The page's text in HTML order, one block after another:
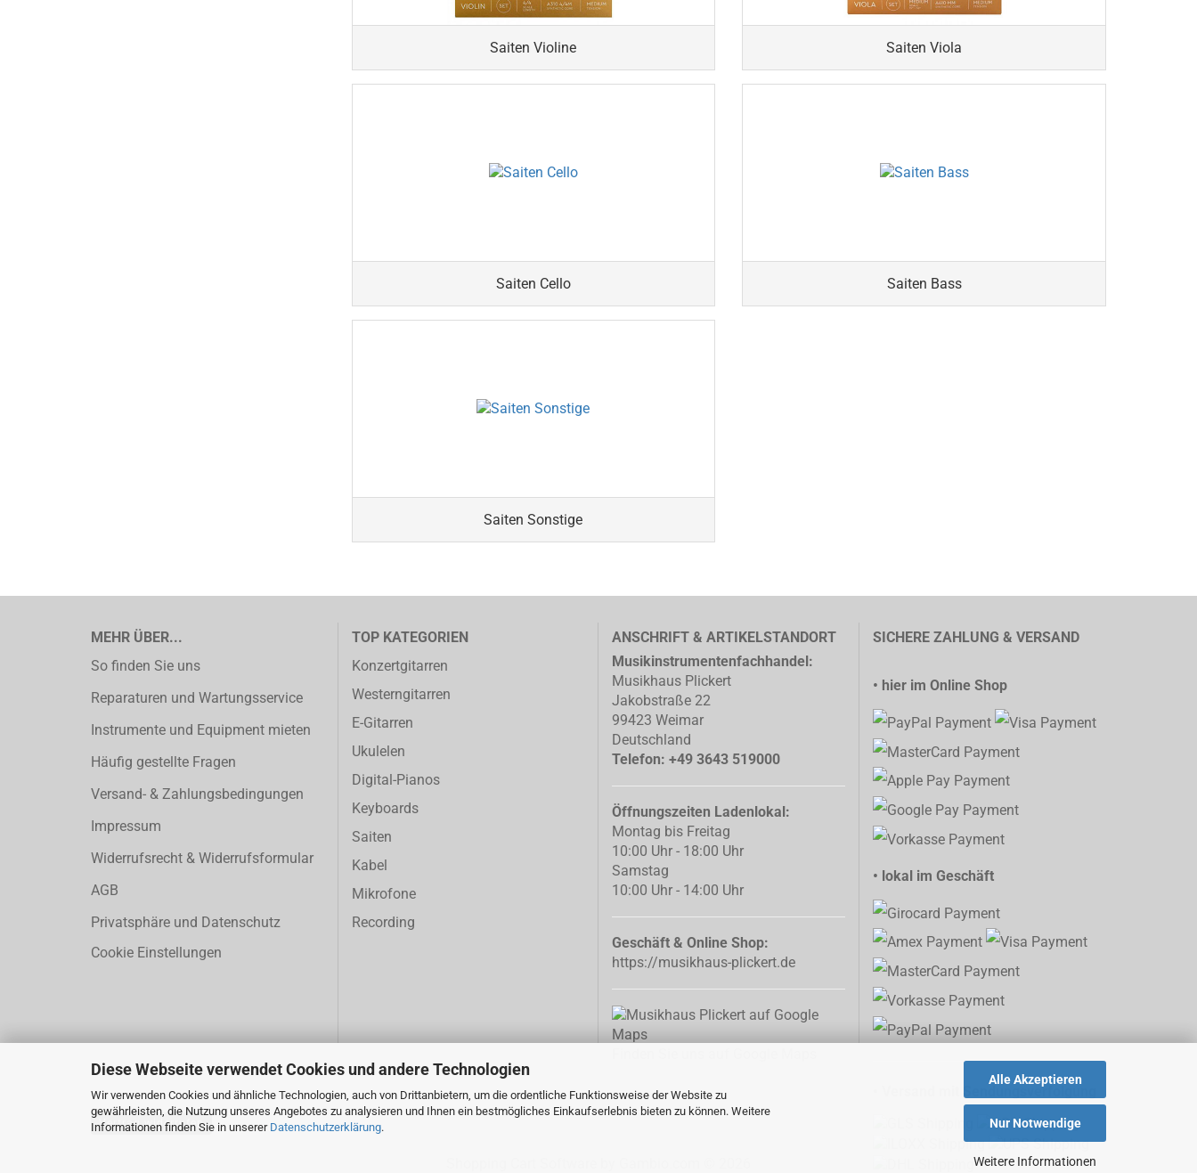
Diese Webseite verwendet Cookies und andere Technologien
Wir verwenden Cookies und ähnliche Technologien, auch von Drittanbietern, um die ordentliche Funktionsweise der Website zu
gewährleisten, die Nutzung unseres Angebotes zu analysieren und Ihnen ein bestmögliches Einkaufserlebnis bieten zu können. Weitere
Informationen finden Sie in unserer Datenschutzerklärung.
Alle Akzeptieren
Nur Notwendige
Weitere Informationen
Saiten Violine Saiten Viola
Saiten Cello Saiten Bass
Saiten Sonstige
MEHR ÜBER...
So finden Sie uns
Reparaturen und Wartungsservice
Instrumente und Equipment mieten
Häufig gestellte Fragen
Versand- & Zahlungsbedingungen
Impressum
Widerrufsrecht & Widerrufsformular
AGB
Privatsphäre und Datenschutz
Cookie Einstellungen
TOP KATEGORIEN
Konzertgitarren
Westerngitarren
E-Gitarren
Ukulelen
Digital-Pianos
Keyboards
Saiten
Kabel
Mikrofone
Recording
ANSCHRIFT & ARTIKELSTANDORT
Musikinstrumentenfachhandel:
Musikhaus Plickert
Jakobstraße 22
99423 Weimar
Deutschland
Telefon: +49 3643 519000
Öffnungszeiten Ladenlokal:
Montag bis Freitag
10:00 Uhr - 18:00 Uhr
Samstag
10:00 Uhr - 14:00 Uhr
Geschäft & Online Shop:
https://musikhaus-plickert.de
SICHERE ZAHLUNG & VERSAND
• hier im Online Shop
• lokal im Geschäft
• Versand mit Sendungsverfolgung
Vertrag widerrufen